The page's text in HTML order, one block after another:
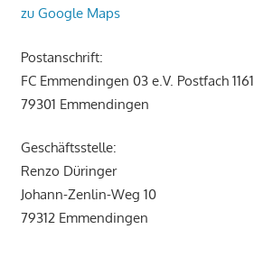
zu Google Maps
Postanschrift:
FC Emmendingen 03 e.V. Postfach 1161
79301 Emmendingen
Geschäftsstelle:
Renzo Düringer
Johann-Zenlin-Weg 10
79312 Emmendingen